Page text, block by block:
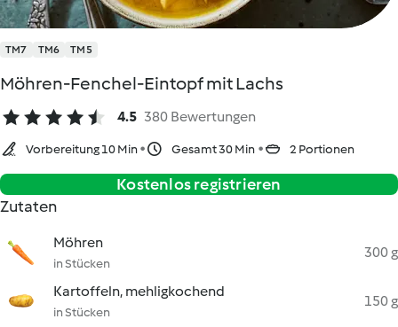
TM7 TM6 TM5
Möhren-Fenchel-Eintopf mit Lachs
4.5 380 Bewertungen
Vorbereitung 10 Min Gesamt 30 Min 2 Portionen
Kostenlos registrieren
Zutaten
Möhren
in Stücken
300 g
Kartoffeln, mehligkochend
in Stücken
150 g